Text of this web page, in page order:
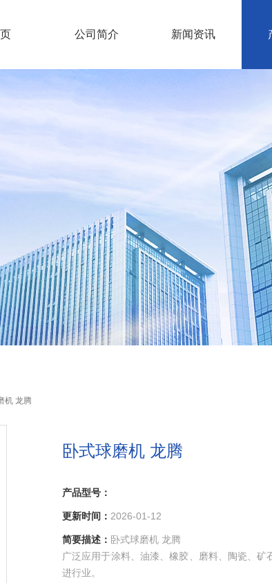
公司简介 新闻资讯
机 龙腾
卧式球磨机 龙腾
产品型号：
更新时间： 2026-01-12
简要描述： 卧式球磨机 龙腾
广泛应用于涂料、油漆、橡胶、磨料、陶瓷、
进行业。